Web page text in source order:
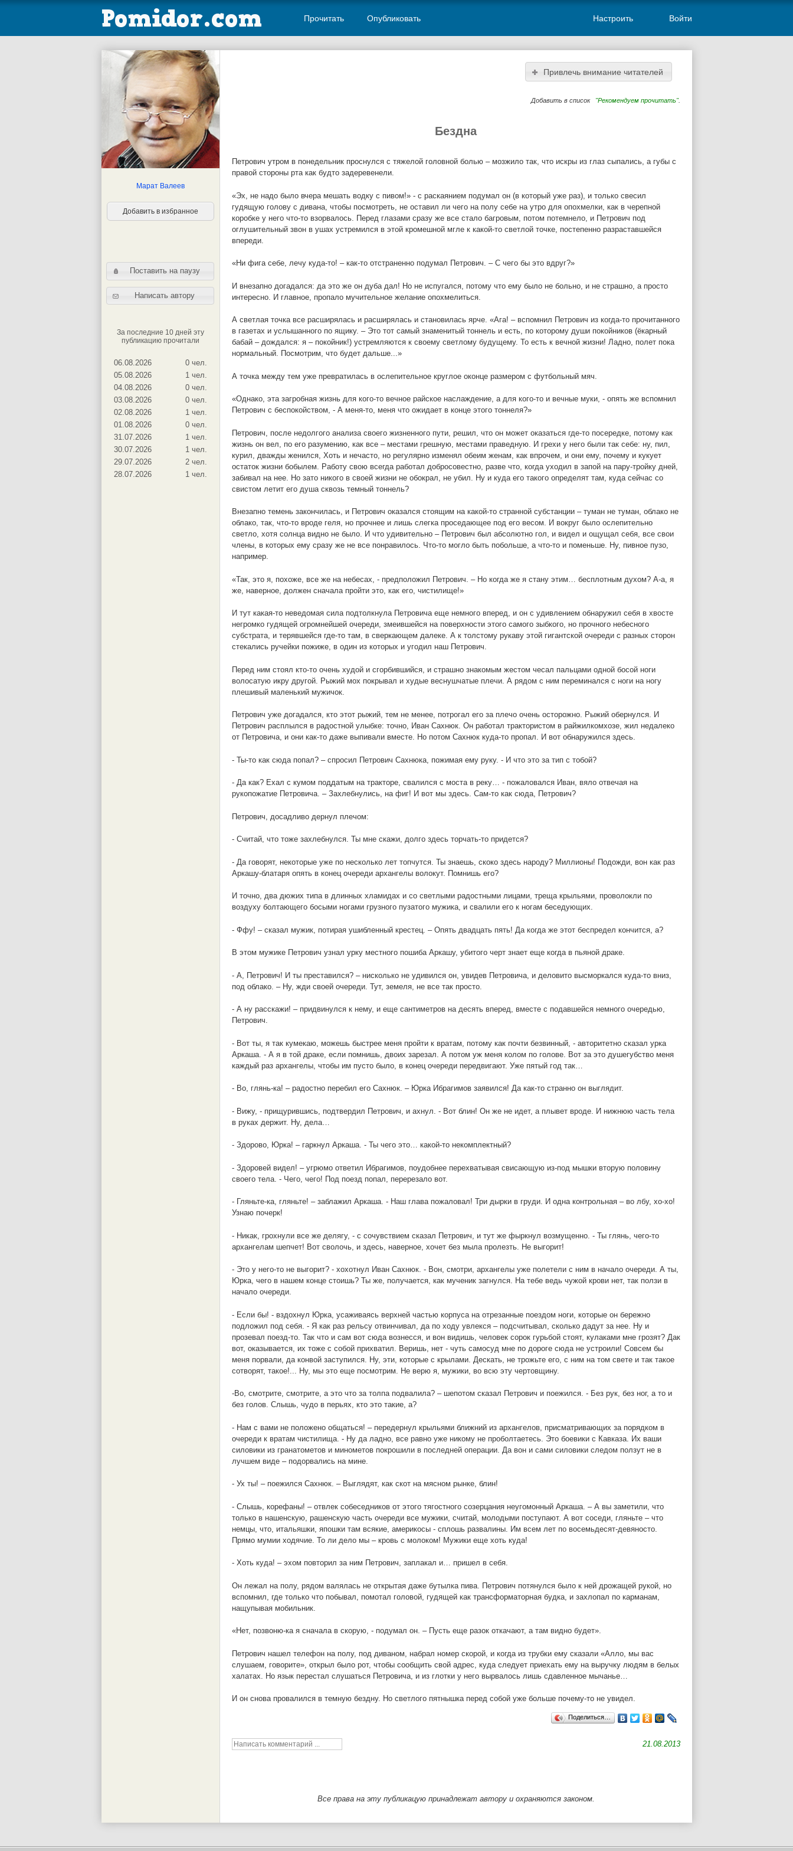
Прочитать Опубликовать Настроить Войти
Марат Валеев
Добавить в избранное
Поставить на паузу
Написать автору
За последние 10 дней эту
публикацию прочитали
06.08.2026
0 чел.
05.08.2026
1 чел.
04.08.2026
0 чел.
03.08.2026
0 чел.
02.08.2026
1 чел.
01.08.2026
0 чел.
31.07.2026
1 чел.
30.07.2026
1 чел.
29.07.2026
2 чел.
28.07.2026
1 чел.
Привлечь внимание читателей
Добавить в список "Рекомендуем прочитать".
Бездна
Петрович утром в понедельник проснулся с тяжелой головной болью – мозжило так, что искры из глаз сыпались, а губы с
правой стороны рта как будто задеревенели.
«Эх, не надо было вчера мешать водку с пивом!» - с раскаянием подумал он (в который уже раз), и только свесил
гудящую голову с дивана, чтобы посмотреть, не оставил ли чего на полу себе на утро для опохмелки, как в черепной
коробке у него что-то взорвалось. Перед глазами сразу же все стало багровым, потом потемнело, и Петрович под
оглушительный звон в ушах устремился в этой кромешной мгле к какой-то светлой точке, постепенно разраставшейся
впереди.
«Ни фига себе, лечу куда-то! – как-то отстраненно подумал Петрович. – С чего бы это вдруг?»
И внезапно догадался: да это же он дуба дал! Но не испугался, потому что ему было не больно, и не страшно, а просто
интересно. И главное, пропало мучительное желание опохмелиться.
А светлая точка все расширялась и расширялась и становилась ярче. «Ага! – вспомнил Петрович из когда-то прочитанного
в газетах и услышанного по ящику. – Это тот самый знаменитый тоннель и есть, по которому души покойников (ёкарный
бабай – дождался: я – покойник!) устремляются к своему светлому будущему. То есть к вечной жизни! Ладно, полет пока
нормальный. Посмотрим, что будет дальше...»
А точка между тем уже превратилась в ослепительное круглое оконце размером с футбольный мяч.
«Однако, эта загробная жизнь для кого-то вечное райское наслаждение, а для кого-то и вечные муки, - опять же вспомнил
Петрович с беспокойством, - А меня-то, меня что ожидает в конце этого тоннеля?»
Петрович, после недолгого анализа своего жизненного пути, решил, что он может оказаться где-то посередке, потому как
жизнь он вел, по его разумению, как все – местами грешную, местами праведную. И грехи у него были так себе: ну, пил,
курил, дважды женился, Хоть и нечасто, но регулярно изменял обеим женам, как впрочем, и они ему, почему и кукует
остаток жизни бобылем. Работу свою всегда работал добросовестно, разве что, когда уходил в запой на пару-тройку дней,
забивал на нее. Но зато никого в своей жизни не обокрал, не убил. Ну и куда его такого определят там, куда сейчас со
свистом летит его душа сквозь темный тоннель?
Внезапно темень закончилась, и Петрович оказался стоящим на какой-то странной субстанции – туман не туман, облако не
облако, так, что-то вроде геля, но прочнее и лишь слегка проседающее под его весом. И вокруг было ослепительно
светло, хотя солнца видно не было. И что удивительно – Петрович был абсолютно гол, и видел и ощущал себя, все свои
члены, в которых ему сразу же не все понравилось. Что-то могло быть побольше, а что-то и поменьше. Ну, пивное пузо,
например.
«Так, это я, похоже, все же на небесах, - предположил Петрович. – Но когда же я стану этим… бесплотным духом? А-а, я
же, наверное, должен сначала пройти это, как его, чистилище!»
И тут какая-то неведомая сила подтолкнула Петровича еще немного вперед, и он с удивлением обнаружил себя в хвосте
негромко гудящей огромнейшей очереди, змеившейся на поверхности этого самого зыбкого, но прочного небесного
субстрата, и терявшейся где-то там, в сверкающем далеке. А к толстому рукаву этой гигантской очереди с разных сторон
стекались ручейки пожиже, в один из которых и угодил наш Петрович.
Перед ним стоял кто-то очень худой и сгорбившийся, и страшно знакомым жестом чесал пальцами одной босой ноги
волосатую икру другой. Рыжий мох покрывал и худые веснушчатые плечи. А рядом с ним переминался с ноги на ногу
плешивый маленький мужичок.
Петрович уже догадался, кто этот рыжий, тем не менее, потрогал его за плечо очень осторожно. Рыжий обернулся. И
Петрович расплылся в радостной улыбке: точно, Иван Сахнюк. Он работал трактористом в райжилкомхозе, жил недалеко
от Петровича, и они как-то даже выпивали вместе. Но потом Сахнюк куда-то пропал. И вот обнаружился здесь.
- Ты-то как сюда попал? – спросил Петрович Сахнюка, пожимая ему руку. - И что это за тип с тобой?
- Да как? Ехал с кумом поддатым на тракторе, свалился с моста в реку… - пожаловался Иван, вяло отвечая на
рукопожатие Петровича. – Захлебнулись, на фиг! И вот мы здесь. Сам-то как сюда, Петрович?
Петрович, досадливо дернул плечом:
- Считай, что тоже захлебнулся. Ты мне скажи, долго здесь торчать-то придется?
- Да говорят, некоторые уже по несколько лет топчутся. Ты знаешь, скоко здесь народу? Миллионы! Подожди, вон как раз
Аркашу-блатаря опять в конец очереди архангелы волокут. Помнишь его?
И точно, два дюжих типа в длинных хламидах и со светлыми радостными лицами, треща крыльями, проволокли по
воздуху болтающего босыми ногами грузного пузатого мужика, и свалили его к ногам беседующих.
- Ффу! – сказал мужик, потирая ушибленный крестец. – Опять двадцать пять! Да когда же этот беспредел кончится, а?
В этом мужике Петрович узнал урку местного пошиба Аркашу, убитого черт знает еще когда в пьяной драке.
- А, Петрович! И ты преставился? – нисколько не удивился он, увидев Петровича, и деловито высморкался куда-то вниз,
под облако. – Ну, жди своей очереди. Тут, земеля, не все так просто.
- А ну расскажи! – придвинулся к нему, и еще сантиметров на десять вперед, вместе с подавшейся немного очередью,
Петрович.
- Вот ты, я так кумекаю, можешь быстрее меня пройти к вратам, потому как почти безвинный, - авторитетно сказал урка
Аркаша. - А я в той драке, если помнишь, двоих зарезал. А потом уж меня колом по голове. Вот за это душегубство меня
каждый раз архангелы, чтобы им пусто было, в конец очереди передвигают. Уже пятый год так…
- Во, глянь-ка! – радостно перебил его Сахнюк. – Юрка Ибрагимов заявился! Да как-то странно он выглядит.
- Вижу, - прищурившись, подтвердил Петрович, и ахнул. - Вот блин! Он же не идет, а плывет вроде. И нижнюю часть тела
в руках держит. Ну, дела…
- Здорово, Юрка! – гаркнул Аркаша. - Ты чего это… какой-то некомплектный?
- Здоровей видел! – угрюмо ответил Ибрагимов, поудобнее перехватывая свисающую из-под мышки вторую половину
своего тела. - Чего, чего! Под поезд попал, перерезало вот.
- Гляньте-ка, гляньте! – заблажил Аркаша. - Наш глава пожаловал! Три дырки в груди. И одна контрольная – во лбу, хо-хо!
Узнаю почерк!
- Никак, грохнули все же делягу, - с сочувствием сказал Петрович, и тут же фыркнул возмущенно. - Ты глянь, чего-то
архангелам шепчет! Вот сволочь, и здесь, наверное, хочет без мыла пролезть. Не выгорит!
- Это у него-то не выгорит? - хохотнул Иван Сахнюк. - Вон, смотри, архангелы уже полетели с ним в начало очереди. А ты,
Юрка, чего в нашем конце стоишь? Ты же, получается, как мученик загнулся. На тебе ведь чужой крови нет, так ползи в
начало очереди.
- Если бы! - вздохнул Юрка, усаживаясь верхней частью корпуса на отрезанные поездом ноги, которые он бережно
подложил под себя. - Я как раз рельсу отвинчивал, да по ходу увлекся – подсчитывал, сколько дадут за нее. Ну и
прозевал поезд-то. Так что и сам вот сюда вознесся, и вон видишь, человек сорок гурьбой стоят, кулаками мне грозят? Дак
вот, оказывается, их тоже с собой прихватил. Веришь, нет - чуть самосуд мне по дороге сюда не устроили! Совсем бы
меня порвали, да конвой заступился. Ну, эти, которые с крылами. Дескать, не трожьте его, с ним на том свете и так такое
сотворят, такое!... Ну, мы это еще посмотрим. Не верю я, мужики, во всю эту чертовщину.
-Во, смотрите, смотрите, а это что за толпа подвалила? – шепотом сказал Петрович и поежился. - Без рук, без ног, а то и
без голов. Слышь, чудо в перьях, кто это такие, а?
- Нам с вами не положено общаться! – передернул крыльями ближний из архангелов, присматривающих за порядком в
очереди к вратам чистилища. - Ну да ладно, все равно уже никому не проболтаетесь. Это боевики с Кавказа. Их ваши
силовики из гранатометов и минометов покрошили в последней операции. Да вон и сами силовики следом ползут не в
лучшем виде – подорвались на мине.
- Ух ты! – поежился Сахнюк. – Выглядят, как скот на мясном рынке, блин!
- Слышь, корефаны! – отвлек собеседников от этого тягостного созерцания неугомонный Аркаша. – А вы заметили, что
только в нашенскую, рашенскую часть очереди все мужики, считай, молодыми поступают. А вот соседи, гляньте – что
немцы, что, итальяшки, япошки там всякие, америкосы - сплошь развалины. Им всем лет по восемьдесят-девяносто.
Прямо мумии ходячие. То ли дело мы – кровь с молоком! Мужики еще хоть куда!
- Хоть куда! – эхом повторил за ним Петрович, заплакал и… пришел в себя.
Он лежал на полу, рядом валялась не открытая даже бутылка пива. Петрович потянулся было к ней дрожащей рукой, но
вспомнил, где только что побывал, помотал головой, гудящей как трансформаторная будка, и захлопал по карманам,
нащупывая мобильник.
«Нет, позвоню-ка я сначала в скорую, - подумал он. – Пусть еще разок откачают, а там видно будет».
Петрович нашел телефон на полу, под диваном, набрал номер скорой, и когда из трубки ему сказали «Алло, мы вас
слушаем, говорите», открыл было рот, чтобы сообщить свой адрес, куда следует приехать ему на выручку людям в белых
халатах. Но язык перестал слушаться Петровича, и из глотки у него вырвалось лишь сдавленное мычанье…
И он снова провалился в темную бездну. Но светлого пятнышка перед собой уже больше почему-то не увидел.
Поделиться…
21.08.2013
Все права на эту публикацую принадлежат автору и охраняются законом.